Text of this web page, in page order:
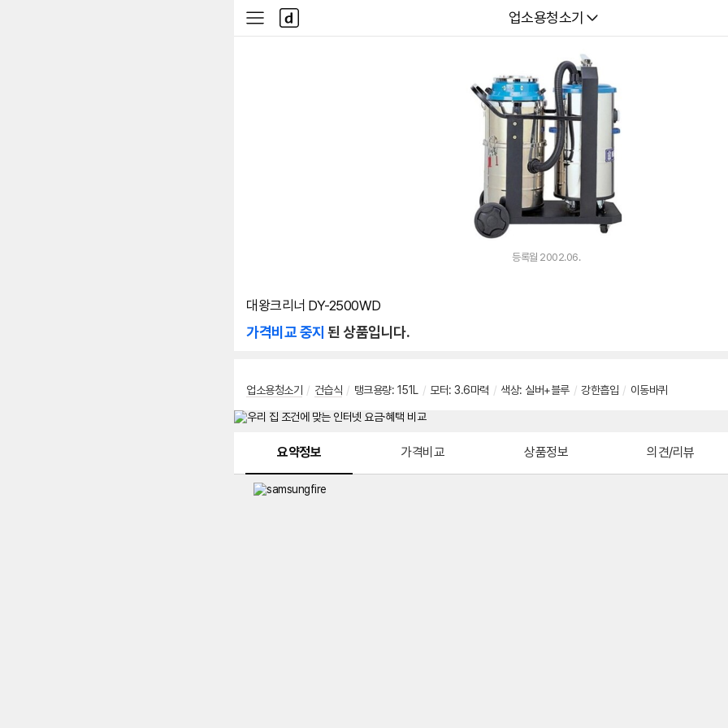
다나와
업소용청소기
사
이
다
나
와
등록월 2002.06.
대왕크리너 DY-2500WD
가격비교 중지 된 상품입니다.
업소용청소기 / 건습식 / 탱크용량: 151L / 모터: 3.6마력 / 색상: 실버+블루 / 강한흡입 / 이동바퀴
요약정보 가격비교 상품정보 의견/리뷰